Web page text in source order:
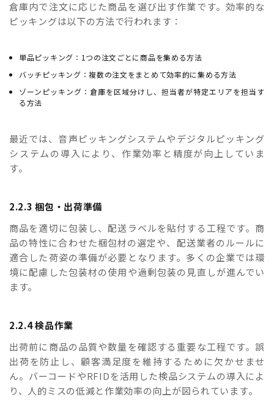
倉庫内で注文に応じた商品を選び出す作業です。効率的な
ピッキングは以下の方法で行われます：
単品ピッキング：1つの注文ごとに商品を集める方法
バッチピッキング：複数の注文をまとめて効率的に集める方法
ゾーンピッキング：倉庫を区域分けし、担当者が特定エリアを担当す
る方法
最近では、音声ピッキングシステムやデジタルピッキング
システムの導入により、作業効率と精度が向上していま
す。
2.2.3 梱包・出荷準備
商品を適切に包装し、配送ラベルを貼付する工程です。商
品の特性に合わせた梱包材の選定や、配送業者のルールに
適合した荷姿の準備が必要となります。多くの企業では環
境に配慮した包装材の使用や過剰包装の見直しが進んでい
ます。
2.2.4 検品作業
出荷前に商品の品質や数量を確認する重要な工程です。誤
出荷を防止し、顧客満足度を維持するために欠かせませ
ん。バーコードやRFIDを活用した検品システムの導入によ
り、人的ミスの低減と作業効率の向上が図られています。